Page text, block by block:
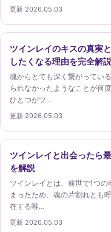
更新 2026.05.03
ツインレイのキスの真実
したくなる理由を完全解説
魂からとても深く繋がってい
られなかったようなことが何
ひとつがツ…
更新 2026.05.03
ツインレイと出会ったら
を解説
ツインレイとは、前世で1つ
まったため、魂の片割れとも
在する唯…
更新 2026.05.03